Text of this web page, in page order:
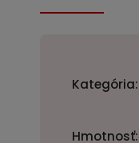
Kategória:
Hmotnosť: